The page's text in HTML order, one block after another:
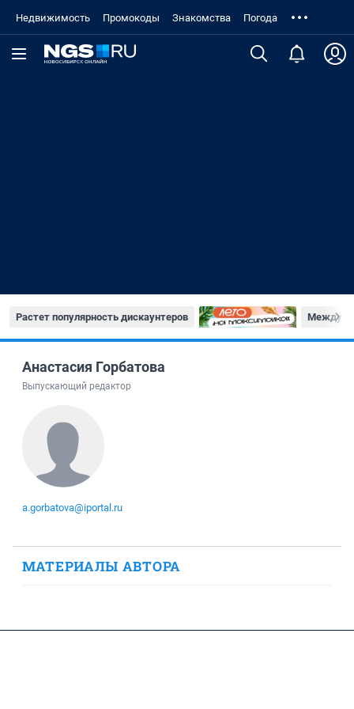
Недвижимость Промокоды Знакомства Погода
Растет популярность дискаунтеров
Анастасия Горбатова
Выпускающий редактор
a.gorbatova@iportal.ru
МАТЕРИАЛЫ АВТОРА